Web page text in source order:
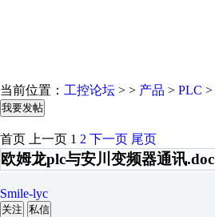
当前位置： 工控论坛 > > 产品 > PLC >
我要发帖
首页 上一页 1 2 下一页 尾页
欧姆龙plc与安川变频器通讯.doc
Smile-lyc
关注 私信